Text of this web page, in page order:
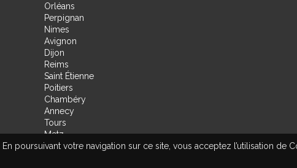
En poursuivant votre navigation sur ce site, vous acceptez l’utilisation
Orléans
Perpignan
Nimes
Avignon
Dijon
Reims
Saint Étienne
Poitiers
Chambéry
Annecy
Tours
Metz
Amiens